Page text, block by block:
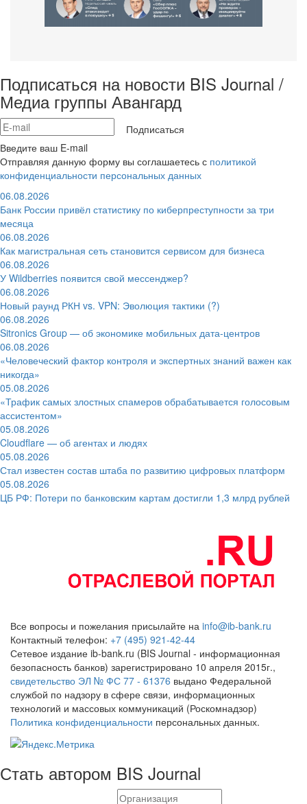
Подписаться на новости BIS Journal /
Медиа группы Авангард
Подписаться
Введите ваш E-mail
Отправляя данную форму вы соглашаетесь с политикой
конфиденциальности персональных данных
06.08.2026
Банк России привёл статистику по киберпреступности за три
месяца
06.08.2026
Как магистральная сеть становится сервисом для бизнеса
06.08.2026
У Wildberries появится свой мессенджер?
06.08.2026
Новый раунд РКН vs. VPN: Эволюция тактики (?)
06.08.2026
Sitronics Group — об экономике мобильных дата-центров
06.08.2026
«Человеческий фактор контроля и экспертных знаний важен как
никогда»
05.08.2026
«Трафик самых злостных спамеров обрабатывается голосовым
ассистентом»
05.08.2026
Cloudflare — об агентах и людях
05.08.2026
Стал известен состав штаба по развитию цифровых платформ
05.08.2026
ЦБ РФ: Потери по банковским картам достигли 1,3 млрд рублей
Все вопросы и пожелания присылайте на info@ib-bank.ru
Контактный телефон: +7 (495) 921-42-44
Сетевое издание ib-bank.ru (BIS Journal - информационная
безопасность банков) зарегистрировано 10 апреля 2015г.,
свидетельство ЭЛ № ФС 77 - 61376 выдано Федеральной
службой по надзору в сфере связи, информационных
технологий и массовых коммуникаций (Роскомнадзор)
Политика конфиденциальности персональных данных.
Стать автором BIS Journal